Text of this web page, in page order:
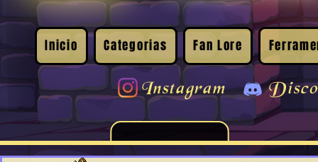
Inicio Categorias Fan Lore
Instagram